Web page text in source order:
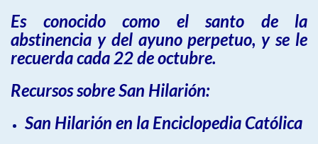
Es conocido como el santo de la
abstinencia y del ayuno perpetuo, y se le
recuerda cada 22 de octubre.
Recursos sobre San Hilarión:
San Hilarión en la Enciclopedia Católica